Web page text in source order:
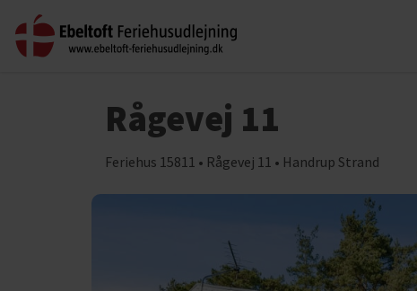
Rågevej 11
Feriehus 15811 • Rågevej 11 • Handrup Strand